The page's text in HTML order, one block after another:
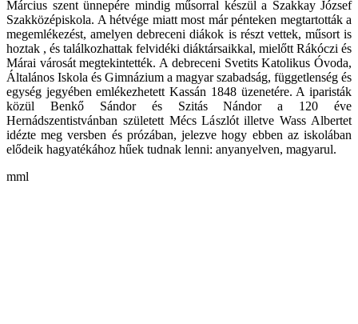
Március szent ünnepére mindig műsorral készül a Szakkay József
Szakközépiskola. A hétvége miatt most már pénteken megtartották a
megemlékezést, amelyen debreceni diákok is részt vettek, műsort is
hoztak , és találkozhattak felvidéki diáktársaikkal, mielőtt Rákóczi és
Márai városát megtekintették. A debreceni Svetits Katolikus Óvoda,
Általános Iskola és Gimnázium a magyar szabadság, függetlenség és
egység jegyében emlékezhetett Kassán 1848 üzenetére. A iparisták
közül Benkő Sándor és Szitás Nándor a 120 éve
Hernádszentistvánban született Mécs Lászlót illetve Wass Albertet
idézte meg versben és prózában, jelezve hogy ebben az iskolában
elődeik hagyatékához hűek tudnak lenni: anyanyelven, magyarul.
mml